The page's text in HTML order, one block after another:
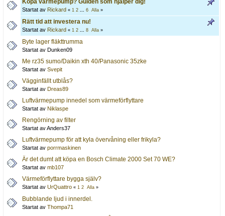
Startat av Rickard « 1 2 6 Alla »
Rätt tid att investera nu!
Startat av Rickard « 1 2 8 Alla »
Byte lager fläkttrumma
Startat av Dunken09
Me rz35 sumo/Daikin xth 40/Panasonic 35zke
Startat av Svepit
Vägginfällt utblås?
Startat av Dreas89
Luftvärmepump innedel som värmeförflyttare
Startat av Niklaspe
Rengörning av filter
Startat av Anders37
Luftvärmepump för att kyla övervåning eller frikyla?
Startat av porrmaskinen
Är det dumt att köpa en Bosch Climate 2000 Set 70 WE?
Startat av mb107
Värmeförflyttare bygga själv?
Startat av UrQuattro « 1 2 Alla »
Bubblande ljud i innerdel.
Startat av Thompa71